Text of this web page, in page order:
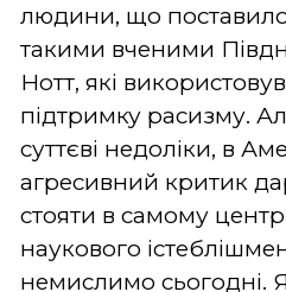
людини, що
такими вченими
Нотт, які
підтримку расизму.
суттєві недоліки, в
агресивний критик
стояти в самому
наукового
немислимо сьогодні.